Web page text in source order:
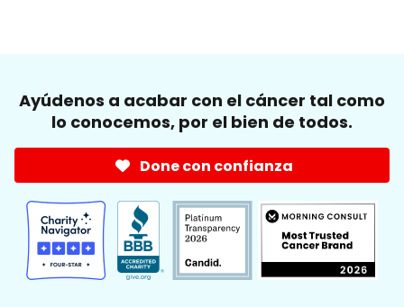
Ayúdenos a acabar con el cáncer tal como
lo conocemos, por el bien de todos.
Done con confianza